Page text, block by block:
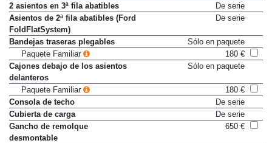
2 asientos en 3ª fila abatibles
De serie
Asientos de 2ª fila abatibles (Ford
FoldFlatSystem)
De serie
Bandejas traseras plegables
Sólo en paquete
Paquete Familiar
180 €
Cajones debajo de los asientos
delanteros
Sólo en paquete
Paquete Familiar
180 €
Consola de techo
De serie
Cubierta de carga
De serie
Gancho de remolque
desmontable
650 €